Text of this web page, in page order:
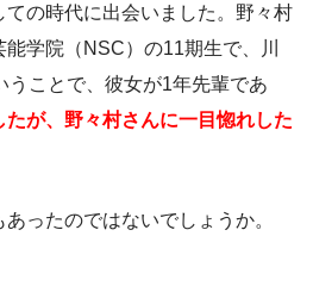
の時代に出会いました。野々村
学院（NSC）の11期生で、川
うことで、彼女が1年先輩であ
たが、野々村さんに一目惚れした
ったのではないでしょうか。